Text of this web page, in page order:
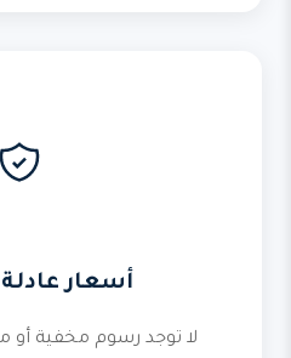
أسعار
لا توجد رسوم مخفية